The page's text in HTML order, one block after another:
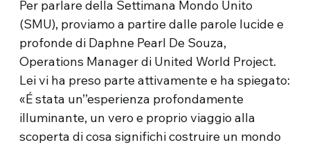
Per parlare della Settimana Mondo Unito
(SMU), proviamo a partire dalle parole lucide e
profonde di Daphne Pearl De Souza,
Operations Manager di United World Project.
Lei vi ha preso parte attivamente e ha spiegato:
«É stata un’’esperienza profondamente
illuminante, un vero e proprio viaggio alla
scoperta di cosa significhi costruire un mondo